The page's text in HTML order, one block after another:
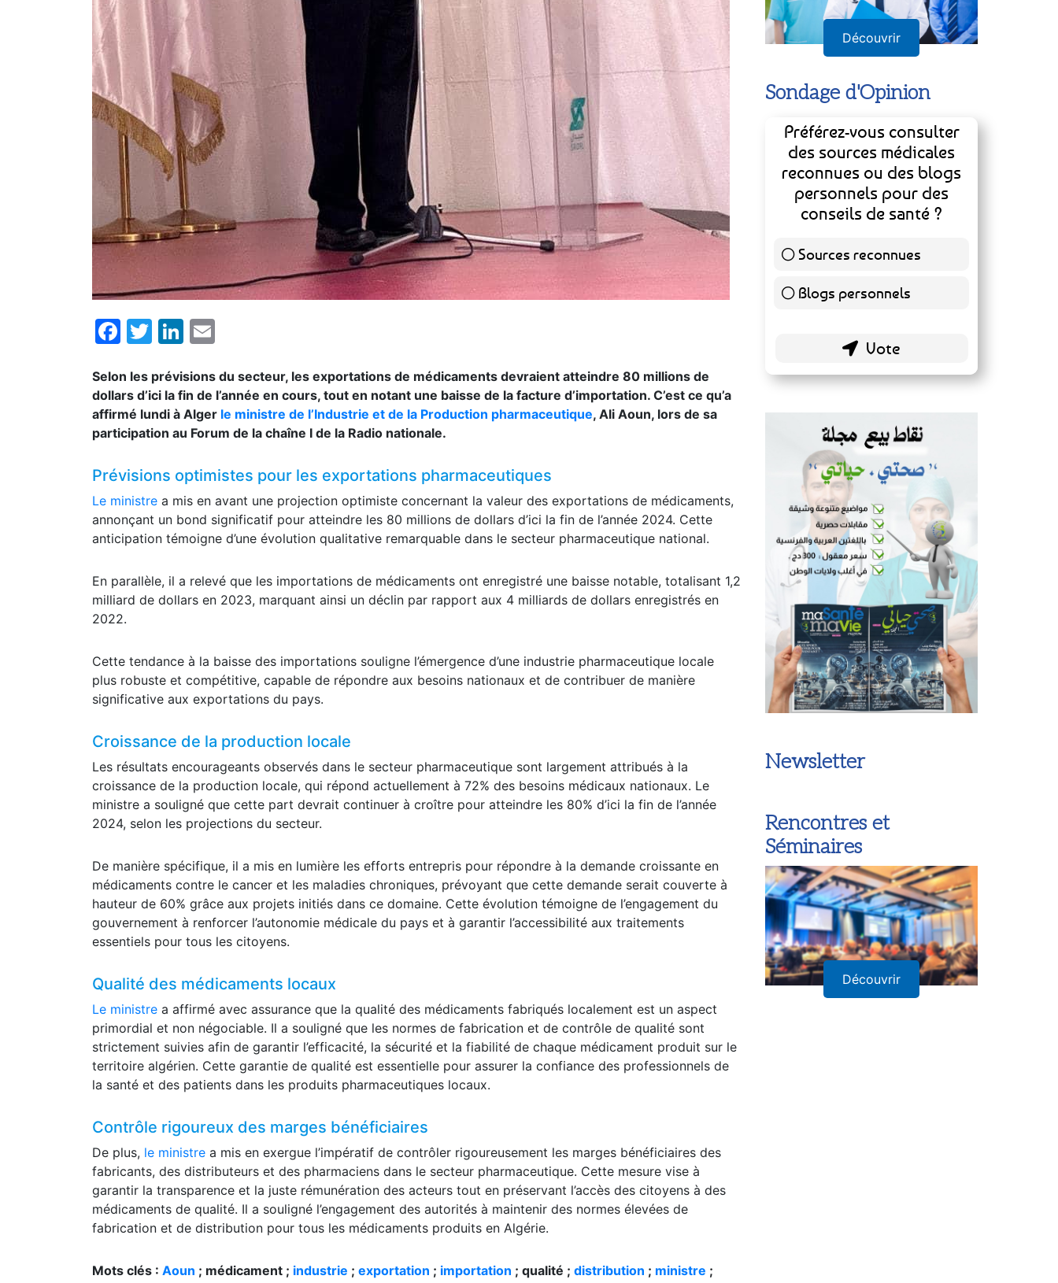
Facebook
TwitterLinkedIn
Selon les prévisions du secteur, les exportations de médicaments devraient atteindre 80 millions de
dollars d’ici la fin de l’année en cours, tout en notant une baisse de la facture d’importation. C’est ce qu’a
affirmé lundi à Alger le ministre de l’Industrie et de la Production pharmaceutique, Ali Aoun, lors de sa
participation au Forum de la chaîne I de la Radio nationale.
Prévisions optimistes pour les exportations pharmaceutiques
Le ministre a mis en avant une projection optimiste concernant la valeur des exportations de médicaments,
annonçant un bond significatif pour atteindre les 80 millions de dollars d’ici la fin de l’année 2024. Cette
anticipation témoigne d’une évolution qualitative remarquable dans le secteur pharmaceutique national.
En parallèle, il a relevé que les importations de médicaments ont enregistré une baisse notable, totalisant 1,2
milliard de dollars en 2023, marquant ainsi un déclin par rapport aux 4 milliards de dollars enregistrés en
2022.
Cette tendance à la baisse des importations souligne l’émergence d’une industrie pharmaceutique locale
plus robuste et compétitive, capable de répondre aux besoins nationaux et de contribuer de manière
significative aux exportations du pays.
Croissance de la production locale
Les résultats encourageants observés dans le secteur pharmaceutique sont largement attribués à la
croissance de la production locale, qui répond actuellement à 72% des besoins médicaux nationaux. Le
ministre a souligné que cette part devrait continuer à croître pour atteindre les 80% d’ici la fin de l’année
2024, selon les projections du secteur.
De manière spécifique, il a mis en lumière les efforts entrepris pour répondre à la demande croissante en
médicaments contre le cancer et les maladies chroniques, prévoyant que cette demande serait couverte à
hauteur de 60% grâce aux projets initiés dans ce domaine. Cette évolution témoigne de l’engagement du
gouvernement à renforcer l’autonomie médicale du pays et à garantir l’accessibilité aux traitements
essentiels pour tous les citoyens.
Qualité des médicaments locaux
Le ministre a affirmé avec assurance que la qualité des médicaments fabriqués localement est un aspect
primordial et non négociable. Il a souligné que les normes de fabrication et de contrôle de qualité sont
strictement suivies afin de garantir l’efficacité, la sécurité et la fiabilité de chaque médicament produit sur le
territoire algérien. Cette garantie de qualité est essentielle pour assurer la confiance des professionnels de
la santé et des patients dans les produits pharmaceutiques locaux.
Contrôle rigoureux des marges bénéficiaires
De plus, le ministre a mis en exergue l’impératif de contrôler rigoureusement les marges bénéficiaires des
fabricants, des distributeurs et des pharmaciens dans le secteur pharmaceutique. Cette mesure vise à
garantir la transparence et la juste rémunération des acteurs tout en préservant l’accès des citoyens à des
médicaments de qualité. Il a souligné l’engagement des autorités à maintenir des normes élevées de
fabrication et de distribution pour tous les médicaments produits en Algérie.
Mots clés : Aoun ; médicament ; industrie ; exportation ; importation ; qualité ; distribution ; ministre ;
Découvrir
Sondage d'Opinion
Préférez-vous consulter
des sources médicales
reconnues ou des blogs
personnels pour des
conseils de santé ?
Sources reconnues
140 ( 73.3 % )
Blogs personnels51 ( 26.7 % )
Newsletter
Rencontres et
Séminaires
Découvrir